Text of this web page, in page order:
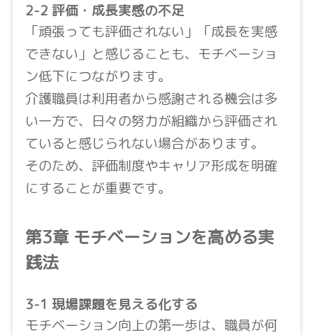
2-2 評価・成長実感の不足
「頑張っても評価されない」「成長を実感
できない」と感じることも、モチベーショ
ン低下につながります。
介護職員は利用者から感謝される機会は多
い一方で、日々の努力が組織から評価され
ていると感じられない場合があります。
そのため、評価制度やキャリア形成を明確
にすることが重要です。
第3章 モチベーションを高める実
践法
3-1 現場課題を見える化する
モチベーション向上の第一歩は、職員が何